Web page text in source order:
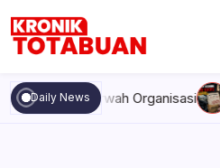
content
Totabuan
hari
ini
Kronik
Daily News
Marwah Organisasi Rabu,